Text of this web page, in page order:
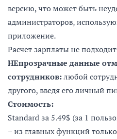
версию, что может быть
администраторов,
приложение.
Расчет зарплаты не подходит
НЕпрозрачные данные
сотрудников:любой
другого, введя его личный
Стоимость:
Standard за 5.49$ (за 1
– из главных функций